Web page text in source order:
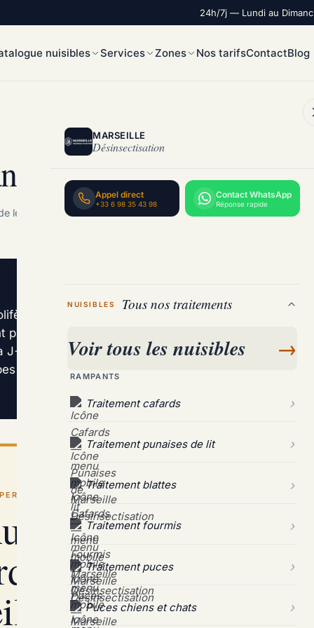
24h/7j — Lundi au
nuisibles Services Zones Nos tarifsContactBlog
MARSEILLE
Désinsectisation
Appel direct
+33 6 98 35 43 98
Contact WhatsApp
Réponse rapide
NUISIBLES Tous nos traitements
Voir tous les nuisibles →
RAMPANTS
Traitement cafards
Traitement punaises de lit
Traitement blattes
Traitement fourmis
Traitement puces
Puces chiens et chats
nuisibles certifié
lecture
dans les immeubles collectifs de Les
par gel insecticide et
et J+30, reste la seule méthode fiable
du commerce dispersent les colonies et
/ LES OLIVES
certifié
à Les Olives,
13e